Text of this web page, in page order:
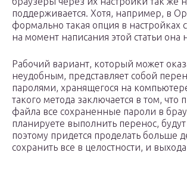
поддерживается. Хотя, например, в
формально такая опция в настройках
на момент написания этой статьи она
Рабочий вариант, который может
неудобным, представляет собой
паролями, хранящегося на
такого метода заключается в том, что
файла все сохраненные пароли в
планируете выполнить перенос,
поэтому придется проделать больше
сохранить все в целостности, и